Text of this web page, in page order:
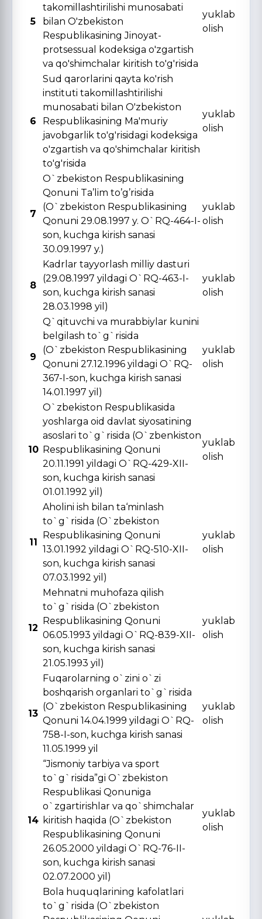
5
takomillashtirilishi munosabati
bilan O'zbekiston
Respublikasining Jinoyat-
protsessual kodeksiga o'zgartish
va qo'shimchalar kiritish to'g'risida
yuklab
olish
6
Sud qarorlarini qayta ko'rish
instituti takomillashtirilishi
munosabati bilan O'zbekiston
Respublikasining Ma'muriy
javobgarlik to'g'risidagi kodeksiga
o'zgartish va qo'shimchalar kiritish
to'g'risida
yuklab
olish
7
O`zbekiston Respublikasining
Qonuni Ta’lim to’g’risida
(O`zbekiston Respublikasining
Qonuni 29.08.1997 y. O`RQ-464-I-
son, kuchga kirish sanasi
30.09.1997 y.)
yuklab
olish
8
Kadrlar tayyorlash milliy dasturi
(29.08.1997 yildagi O`RQ-463-I-
son, kuchga kirish sanasi
28.03.1998 yil)
yuklab
olish
9
Q`qituvchi va murabbiylar kunini
belgilash to`g`risida
(O`zbekiston Respublikasining
Qonuni 27.12.1996 yildagi O`RQ-
367-I-son, kuchga kirish sanasi
14.01.1997 yil)
yuklab
olish
10
O`zbekiston Respublikasida
yoshlarga oid davlat siyosatining
asoslari to`g`risida (O`zbenkiston
Respublikasining Qonuni
20.11.1991 yildagi O`RQ-429-XII-
son, kuchga kirish sanasi
01.01.1992 yil)
yuklab
olish
11
Aholini ish bilan ta‘minlash
to`g`risida (O`zbekiston
Respublikasining Qonuni
13.01.1992 yildagi O`RQ-510-XII-
son, kuchga kirish sanasi
07.03.1992 yil)
yuklab
olish
12
Mehnatni muhofaza qilish
to`g`risida (O`zbekiston
Respublikasining Qonuni
06.05.1993 yildagi O`RQ-839-XII-
son, kuchga kirish sanasi
21.05.1993 yil)
yuklab
olish
13
Fuqarolarning o`zini o`zi
boshqarish organlari to`g`risida
(O`zbekiston Respublikasining
Qonuni 14.04.1999 yildagi O`RQ-
758-I-son, kuchga kirish sanasi
11.05.1999 yil
yuklab
olish
14
“Jismoniy tarbiya va sport
to`g`risida”gi O`zbekiston
Respublikasi Qonuniga
o`zgartirishlar va qo`shimchalar
kiritish haqida (O`zbekiston
Respublikasining Qonuni
26.05.2000 yildagi O`RQ-76-II-
son, kuchga kirish sanasi
02.07.2000 yil)
yuklab
olish
Bola huquqlarining kafolatlari
to`g`risida (O`zbekiston